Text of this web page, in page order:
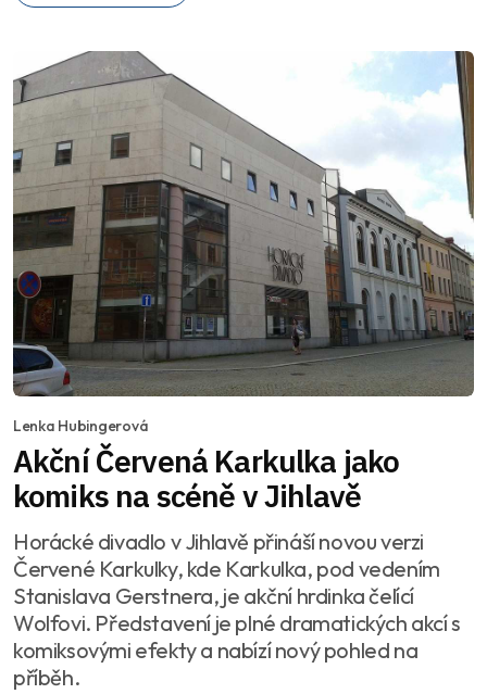
Lenka Hubingerová
Akční Červená Karkulka jako
komiks na scéně v Jihlavě
Horácké divadlo v Jihlavě přináší novou verzi
Červené Karkulky, kde Karkulka, pod vedením
Stanislava Gerstnera, je akční hrdinka čelící
Wolfovi. Představení je plné dramatických akcí s
komiksovými efekty a nabízí nový pohled na
příběh.